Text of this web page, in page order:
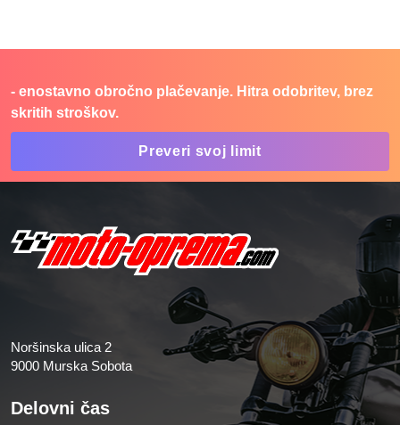
- enostavno obročno plačevanje. Hitra odobritev, brez
skritih stroškov.
Preveri svoj limit
Noršinska ulica 2
9000 Murska Sobota
Delovni čas